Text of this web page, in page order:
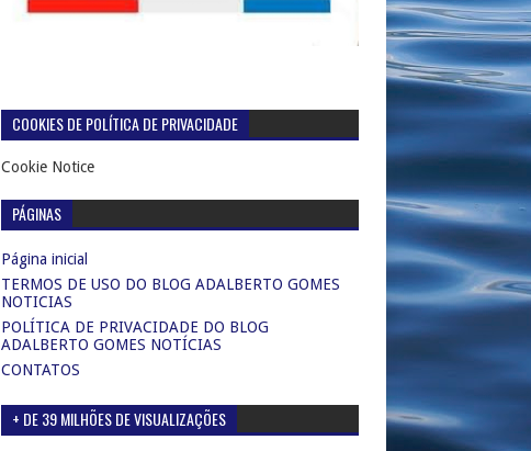
COOKIES DE POLÍTICA DE PRIVACIDADE
Cookie Notice
PÁGINAS
Página inicial
TERMOS DE USO DO BLOG ADALBERTO GOMES
NOTICIAS
POLÍTICA DE PRIVACIDADE DO BLOG
ADALBERTO GOMES NOTÍCIAS
CONTATOS
+ DE 39 MILHÕES DE VISUALIZAÇÕES